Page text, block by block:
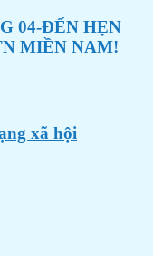
04-ĐẾN HẸN
MIỀN NAM!
xã hội